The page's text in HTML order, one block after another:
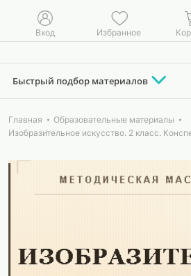
Вход Избранное
Быстрый подбор материалов
Главная
Образовательные материалы
Изобразительное искусство. 2 класс.